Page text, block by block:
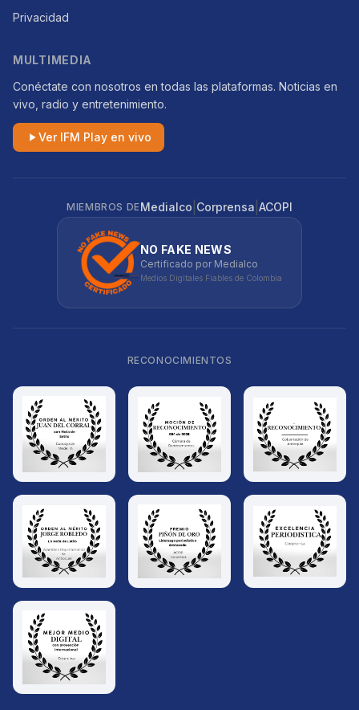
Privacidad
MULTIMEDIA
Conéctate con nosotros en todas las plataformas. Noticias en
vivo, radio y entretenimiento.
Ver IFM Play en vivo
MIEMBROS DEMedialco Corprensa ACOPI
NO FAKE NEWS
Certificado por Medialco
Medios Digitales Fiables de Colombia
RECONOCIMIENTOS